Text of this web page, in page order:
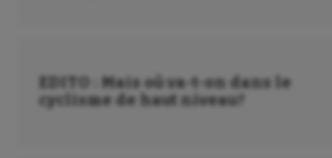
EDITO : Mais où va-t-on dans le
cyclisme de haut niveau?